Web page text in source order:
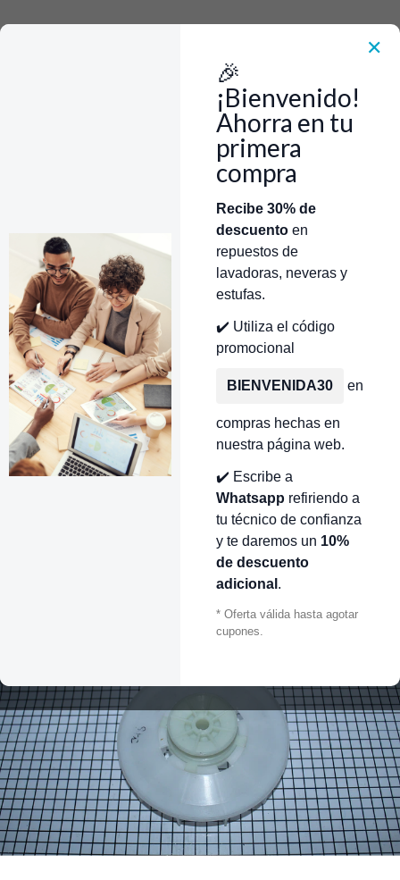
✕
🎉
¡Bienvenido!
Ahorra en tu
primera
compra
Recibe 30% de
descuentoen
repuestos de
lavadoras, neveras y
estufas.
✔️ Utiliza el código
promocional
BIENVENIDA30 en
compras hechas en
nuestra página web.
✔️ Escribe a
Whatsapp refiriendo a
tu técnico de confianza
y te daremos un 10%
de descuento
adicional .
* Oferta válida hasta agotar
cupones.
TiendaTécnicos Autorizados
Donde encontrar modelo? Servicios de Reparación
Repuestos Lavadoras Mabe
Polea Plastica Lavadora Mabe CR440398